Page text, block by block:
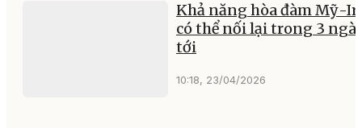
Khả năng hòa đàm Mỹ-
có thể nối lại trong 3
tới
10:18, 23/04/2026